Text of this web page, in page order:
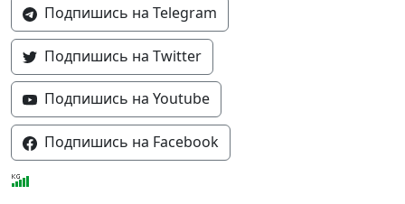
Подпишись на Telegram
Подпишись на Twitter
Подпишись на Youtube
Подпишись на Facebook